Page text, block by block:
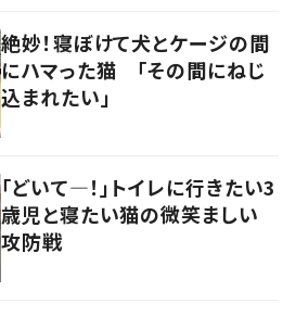
絶妙！寝ぼけて犬とケージの間
にハマった猫 「その間にねじ
込まれたい」
「どいて―！」トイレに行きたい3
歳児と寝たい猫の微笑ましい
攻防戦